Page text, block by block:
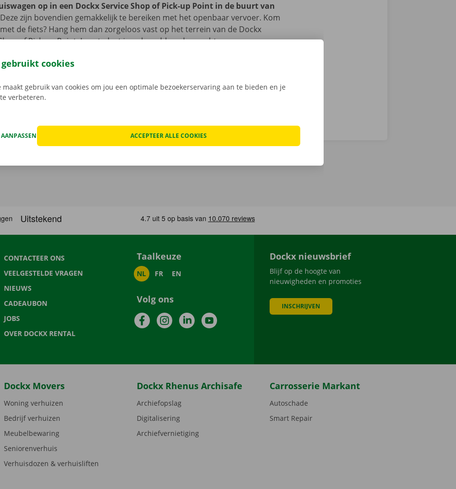
op in een Dockx Service Shop of Pick-up Point in de buurt van
Deze zijn bovendien gemakkelijk te bereiken met het openbaar vervoer. Kom
de fiets? Hang hem dan zorgeloos vast op het terrein van de Dockx
of Pick-up Point. Je auto laat je ook probleemloos achter op ons
thuis.
CONTACTEER ONS
VEELGESTELDE VRAGEN
NIEUWS
CADEAUBON
JOBS
OVER DOCKX RENTAL
Taalkeuze
NL FR EN
Volg ons
FacebookInstagramLinkedInYouTube
Dockx nieuwsbrief
Blijf op de hoogte van
nieuwigheden en promoties
INSCHRIJVEN
Dockx Movers
Woning verhuizen
Bedrijf verhuizen
Meubelbewaring
Seniorenverhuis
Verhuisdozen & verhuisliften
Dockx Rhenus Archisafe
Archiefopslag
Digitalisering
Archiefvernietiging
Carrosserie Markant
Autoschade
Smart Repair
cookies
maakt gebruik van cookies om jou een optimale bezoekerservaring aan te bieden en je
verbeteren.
ACCEPTEER ALLE COOKIES